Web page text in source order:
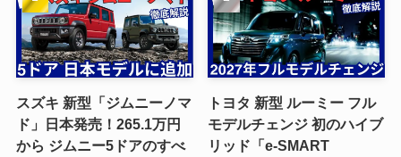
スズキ 新型「ジムニーノマ
ド」日本発売！265.1万円
から ジムニー5ドアのすべ
トヨタ 新型 ルーミー フル
モデルチェンジ 初のハイブ
リッド「e-SMART